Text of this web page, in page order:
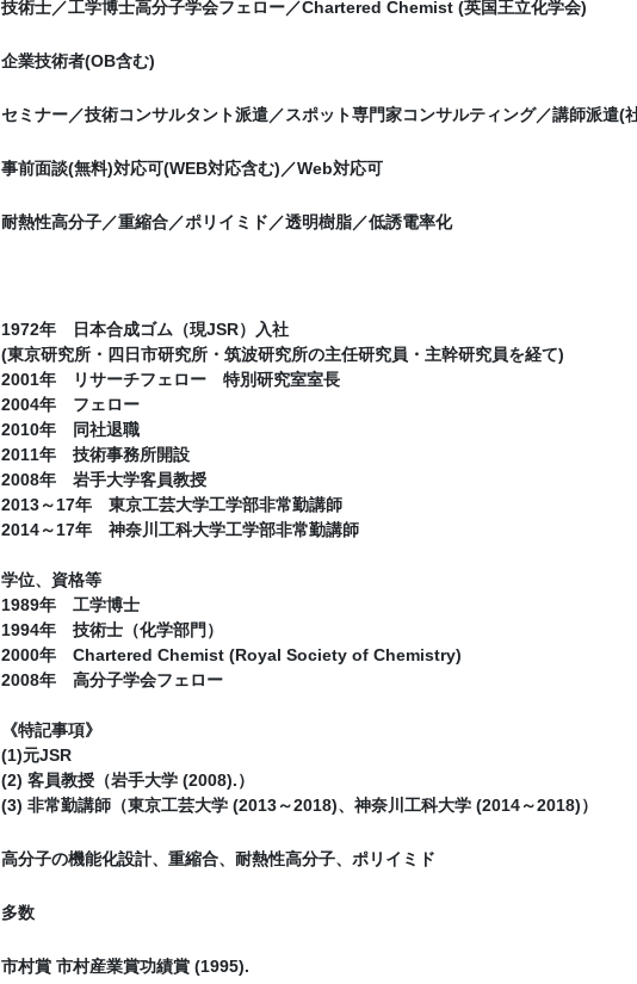
技術士／工学博士高分子学会フェロー／Chartered Chemist (英国王立化学会)
企業技術者(OB含む)
セミナー／技術コンサルタント派遣／スポット専門家コンサルティング／講師派遣(
事前面談(無料)対応可(WEB対応含む)／Web対応可
耐熱性高分子／重縮合／ポリイミド／透明樹脂／低誘電率化
1972年 日本合成ゴム（現JSR）入社
(東京研究所・四日市研究所・筑波研究所の主任研究員・主幹研究員を経て)
2001年 リサーチフェロー 特別研究室室長
2004年 フェロー
2010年 同社退職
2011年 技術事務所開設
2008年 岩手大学客員教授
2013～17年 東京工芸大学工学部非常勤講師
2014～17年 神奈川工科大学工学部非常勤講師
学位、資格等
1989年 工学博士
1994年 技術士（化学部門）
2000年 Chartered Chemist (Royal Society of Chemistry)
2008年 高分子学会フェロー
《特記事項》
(1)元JSR
(2) 客員教授（岩手大学 (2008).）
(3) 非常勤講師（東京工芸大学 (2013～2018)、神奈川工科大学 (2014～2018)）
高分子の機能化設計、重縮合、耐熱性高分子、ポリイミド
多数
市村賞 市村産業賞功績賞 (1995).